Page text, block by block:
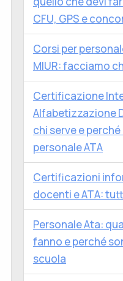
CFU, GPS e
Corsi per
MIUR: facciamo
Certificazione
Alfabetizzazione
chi serve e
personale ATA
Certificazioni
docenti e ATA:
Personale Ata:
fanno e perché
scuola